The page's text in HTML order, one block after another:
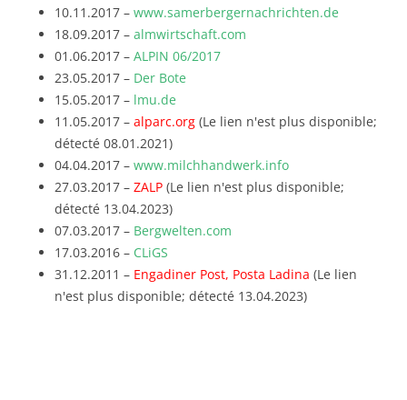
10.11.2017 – www.samerbergernachrichten.de
18.09.2017 – almwirtschaft.com
01.06.2017 – ALPIN 06/2017
23.05.2017 – Der Bote
15.05.2017 – lmu.de
11.05.2017 – alparc.org (Le lien n'est plus disponible;
détecté 08.01.2021)
04.04.2017 – www.milchhandwerk.info
27.03.2017 – ZALP (Le lien n'est plus disponible;
détecté 13.04.2023)
07.03.2017 – Bergwelten.com
17.03.2016 – CLiGS
31.12.2011 – Engadiner Post, Posta Ladina (Le lien
n'est plus disponible; détecté 13.04.2023)